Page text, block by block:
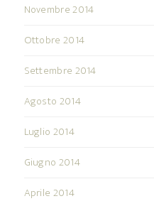
Novembre 2014
Ottobre 2014
Settembre 2014
Agosto 2014
Luglio 2014
Giugno 2014
Aprile 2014